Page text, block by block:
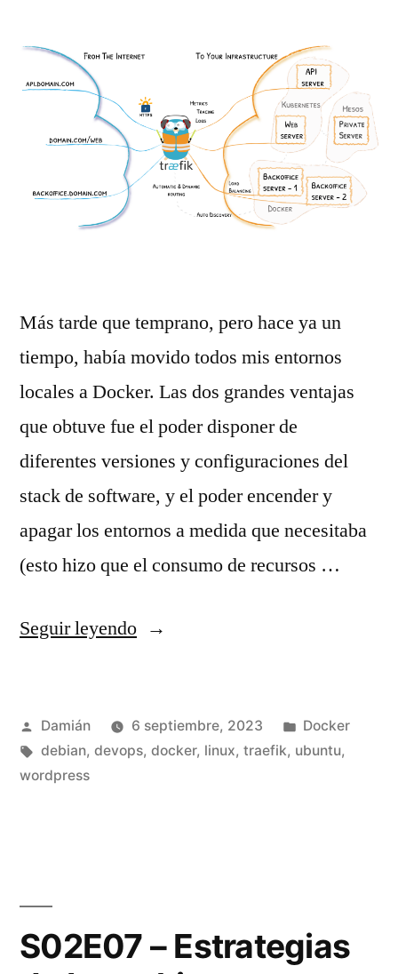
Más tarde que temprano, pero hace ya un
tiempo, había movido todos mis entornos
locales a Docker. Las dos grandes ventajas
que obtuve fue el poder disponer de
diferentes versiones y configuraciones del
stack de software, y el poder encender y
apagar los entornos a medida que necesitaba
(esto hizo que el consumo de recursos …
Seguir leyendo«De
a
containers
Publicado
por
Damián 6 septiembre, 2023
Publicado
en
Docker
Etiquetas:
debian, devops, docker, linux, traefik, ubuntu,
wordpress
S02E07 – Estrategias